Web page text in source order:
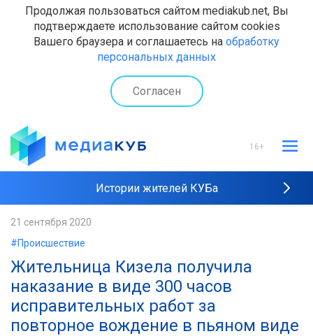
Продолжая пользоваться сайтом mediakub.net, Вы
подтверждаете использование сайтом cookies
Вашего браузера и соглашаетесь на обработку
персональных данных
Согласен
16+
Истории жителей КУБа
21 сентября 2020
#Происшествие
Жительница Кизела получила
наказание в виде 300 часов
исправительных работ за
повторное вождение в пьяном виде